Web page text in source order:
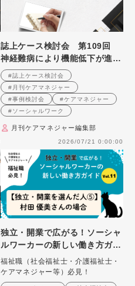
誌上ケース検討会 第109回
神経難病により機能低下が進行
している利用者への支援
（2009年7月号掲載）
#誌上ケース検討会
#月刊ケアマネジャー
#事例検討会
#ケアマネジャー
#ソーシャルワーク
月刊ケアマネジャー編集部
2026/07/21 0:00:00
独立・開業で広がる！ソーシャ
ルワーカーの新しい働き方ガイ
ド Vol.11 【独立・開業を選
んだ人⑤】村田優美さん（けあ
する合同会社）の場合
福祉職（社会福祉士・介護福祉士・
ケアマネジャー等）必見！